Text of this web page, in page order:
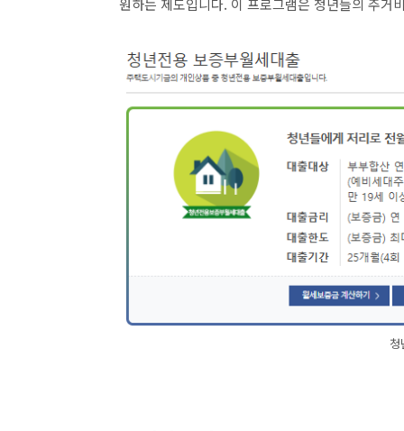
원하는 제도입니다. 이 프로그램은 청년들의 주거